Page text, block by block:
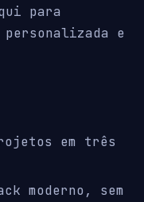
para
e
em três
moderno, sem